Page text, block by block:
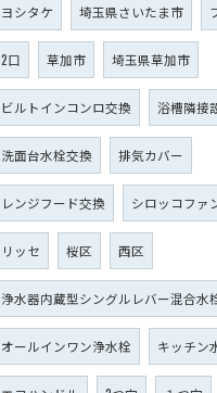
ヨシタケ 埼玉県さいたま市
2口 草加市 埼玉県草加市
ビルトインコンロ交換 浴槽隣接
洗面台水栓交換 排気カバー
レンジフード交換 シロッコファ
リッセ 桜区 西区
浄水器内蔵型シングルレバー混合水
オールインワン浄水栓 キッチン